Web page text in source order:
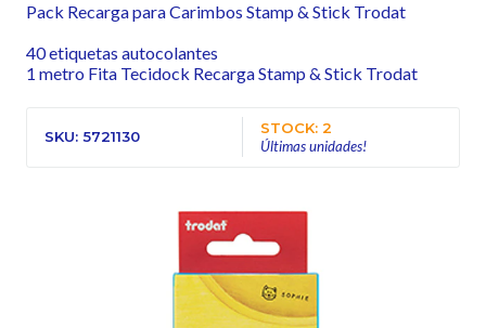
Pack Recarga para Carimbos Stamp & Stick Trodat
40 etiquetas autocolantes
1 metro Fita Tecidock Recarga Stamp & Stick Trodat
SKU: 5721130
STOCK: 2
Últimas unidades!